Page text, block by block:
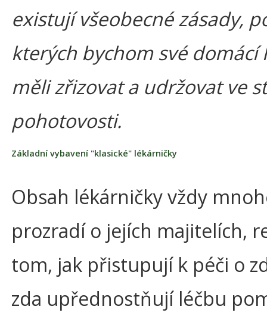
existují všeobecné zásady,
kterých bychom své domácí
měli zřizovat a udržovat ve
pohotovosti.
Základní vybavení "klasické" lékárničky
Obsah lékárničky vždy
prozradí o jejích majitelích,
tom, jak přistupují k péči o
zda upřednostňují léčbu